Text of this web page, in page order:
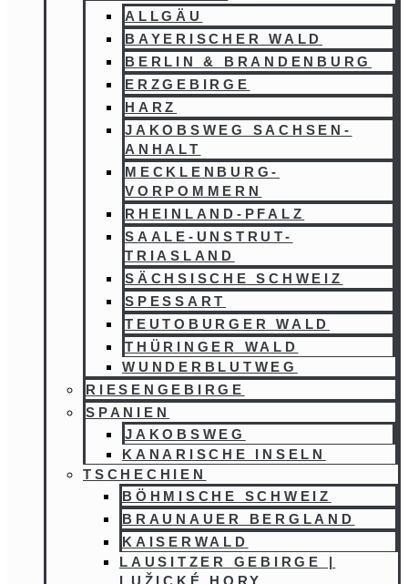
ALLGÄU
BAYERISCHER WALD
BERLIN & BRANDENBURG
ERZGEBIRGE
HARZ
JAKOBSWEG SACHSEN-
ANHALT
MECKLENBURG-
VORPOMMERN
RHEINLAND-PFALZ
SAALE-UNSTRUT-
TRIASLAND
SÄCHSISCHE SCHWEIZ
SPESSART
TEUTOBURGER WALD
THÜRINGER WALD
WUNDERBLUTWEG
RIESENGEBIRGE
SPANIEN
JAKOBSWEG
KANARISCHE INSELN
TSCHECHIEN
BÖHMISCHE SCHWEIZ
BRAUNAUER BERGLAND
KAISERWALD
LAUSITZER GEBIRGE |
LUŽICKÉ HORY